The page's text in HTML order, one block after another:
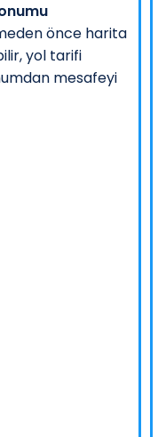
önce harita
yol tarifi
mesafeyi